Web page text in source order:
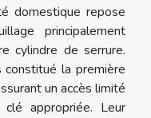
domestique repose
principalement
cylindre de serrure.
la première
un accès limité
appropriée. Leur